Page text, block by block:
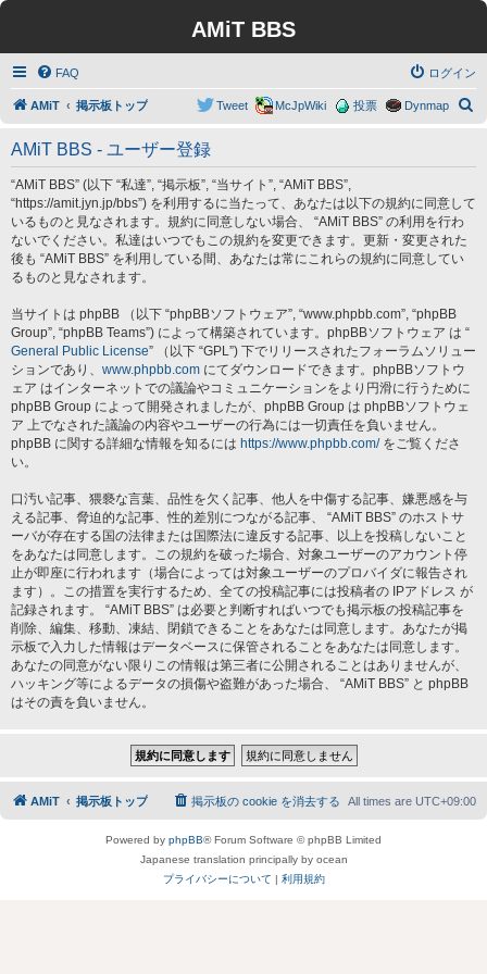
AMiT BBS
FAQ ログイン
AMiT 掲示板トップ Dynmap
投票
McJpWiki
Tweet
AMiT BBS - ユーザー登録
“AMiT BBS” (以下 “私達”, “掲示板”, “当サイト”, “AMiT BBS”,
“https://amit.jyn.jp/bbs”) を利用するに当たって、あなたは以下の規約に同意して
いるものと見なされます。規約に同意しない場合、 “AMiT BBS” の利用を行わ
ないでください。私達はいつでもこの規約を変更できます。更新・変更された
後も “AMiT BBS” を利用している間、あなたは常にこれらの規約に同意してい
るものと見なされます。
当サイトは phpBB （以下 “phpBBソフトウェア”, “www.phpbb.com”, “phpBB
Group”, “phpBB Teams”) によって構築されています。phpBBソフトウェア は “
General Public License” （以下 “GPL”) 下でリリースされたフォーラムソリュー
ションであり、 www.phpbb.com にてダウンロードできます。phpBBソフトウ
ェア はインターネットでの議論やコミュニケーションをより円滑に行うために
phpBB Group によって開発されましたが、phpBB Group は phpBBソフトウェ
ア 上でなされた議論の内容やユーザーの行為には一切責任を負いません。
phpBB に関する詳細な情報を知るには https://www.phpbb.com/をご覧くださ
い。
口汚い記事、猥褻な言葉、品性を欠く記事、他人を中傷する記事、嫌悪感を与
える記事、脅迫的な記事、性的差別につながる記事、 “AMiT BBS” のホストサ
ーバが存在する国の法律または国際法に違反する記事、以上を投稿しないこと
をあなたは同意します。この規約を破った場合、対象ユーザーのアカウント停
止が即座に行われます（場合によっては対象ユーザーのプロバイダに報告され
ます）。この措置を実行するため、全ての投稿記事には投稿者の IPアドレス が
記録されます。 “AMiT BBS” は必要と判断すればいつでも掲示板の投稿記事を
削除、編集、移動、凍結、閉鎖できることをあなたは同意します。あなたが掲
示板で入力した情報はデータベースに保管されることをあなたは同意します。
あなたの同意がない限りこの情報は第三者に公開されることはありませんが、
ハッキング等によるデータの損傷や盗難があった場合、 “AMiT BBS” と phpBB
はその責を負いません。
AMiT 掲示板トップ All times are UTC+09:00
掲示板の cookie を消去する
Powered by phpBB® Forum Software © phpBB Limited
Japanese translation principally by ocean
プライバシーについて | 利用規約